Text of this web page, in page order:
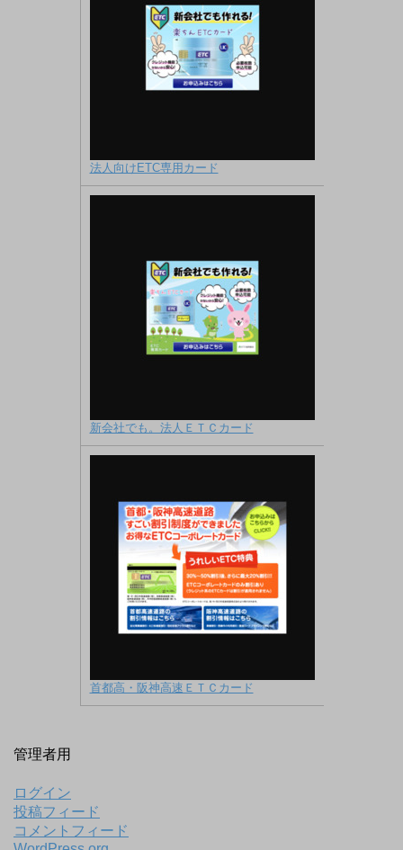
法人向けETC専用カード
新会社でも。法人ＥＴＣカード
首都高・阪神高速ＥＴＣカード
管理者用
ログイン
投稿フィード
コメントフィード